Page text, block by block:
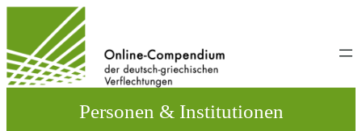
wechseln
Personen & Institutionen